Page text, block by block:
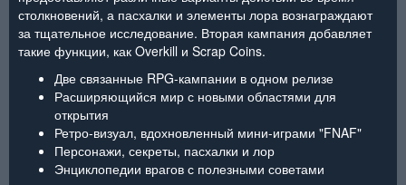
столкновений, а пасхалки и элементы лора вознаграждают
за тщательное исследование. Вторая кампания добавляет
такие функции, как Overkill и Scrap Coins.
Две связанные RPG-кампании в одном релизе
Расширяющийся мир с новыми областями для
открытия
Ретро-визуал, вдохновленный мини-играми "FNAF"
Персонажи, секреты, пасхалки и лор
Энциклопедии врагов с полезными советами